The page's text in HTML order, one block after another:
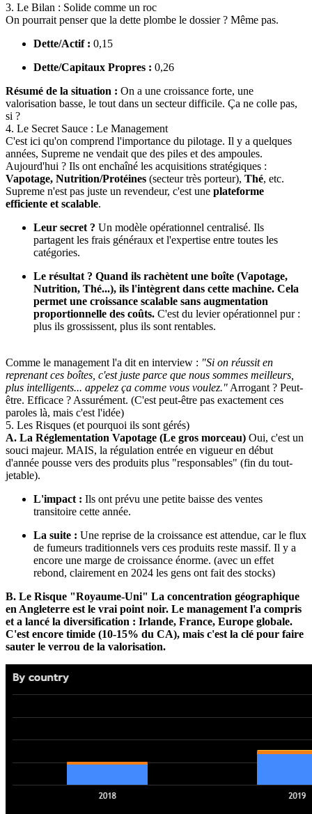
3. Le Bilan : Solide comme un roc
On pourrait penser que la dette plombe le dossier ? Même pas.
Dette/Actif : 0,15
Dette/Capitaux Propres : 0,26
Résumé de la situation : On a une croissance forte, une
valorisation basse, le tout dans un secteur difficile. Ça ne colle pas,
si ?
4. Le Secret Sauce : Le Management
C'est ici qu'on comprend l'importance du pilotage. Il y a quelques
années, Supreme ne vendait que des piles et des ampoules.
Aujourd'hui ? Ils ont enchaîné les acquisitions stratégiques :
Vapotage, Nutrition/Protéines (secteur très porteur), Thé, etc.
Supreme n'est pas juste un revendeur, c'est une plateforme
efficiente et scalable.
Leur secret ? Un modèle opérationnel centralisé. Ils
partagent les frais généraux et l'expertise entre toutes les
catégories.
Le résultat ? Quand ils rachètent une boîte (Vapotage,
Nutrition, Thé...), ils l'intègrent dans cette machine. Cela
permet une croissance scalable sans augmentation
proportionnelle des coûts. C'est du levier opérationnel pur :
plus ils grossissent, plus ils sont rentables.
Comme le management l'a dit en interview : "Si on réussit en
reprenant ces boîtes, c'est juste parce que nous sommes meilleurs,
plus intelligents... appelez ça comme vous voulez." Arrogant ? Peut-
être. Efficace ? Assurément. (C'est peut-être pas exactement ces
paroles là, mais c'est l'idée)
5. Les Risques (et pourquoi ils sont gérés)
A. La Réglementation Vapotage (Le gros morceau) Oui, c'est un
souci majeur. MAIS, la régulation entrée en vigueur en début
d'année pousse vers des produits plus "responsables" (fin du tout-
jetable).
L'impact : Ils ont prévu une petite baisse des ventes
transitoire cette année.
La suite : Une reprise de la croissance est attendue, car le flux
de fumeurs traditionnels vers ces produits reste massif. Il y a
encore une marge de croissance énorme. (avec un effet
rebond, clairement en 2024 les gens ont fait des stocks)
B. Le Risque "Royaume-Uni" La concentration géographique
en Angleterre est le vrai point noir. Le management l'a compris
et a lancé la diversification : Irlande, France, Europe globale.
C'est encore timide (10-15% du CA), mais c'est la clé pour faire
sauter le verrou de la valorisation.